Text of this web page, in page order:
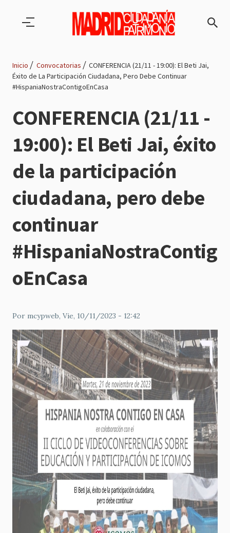
Ruta
de
navegación
Inicio Convocatorias
CONFERENCIA (21/11 - 19:00): El Beti Jai,
Éxito de La Participación Ciudadana, Pero Debe Continuar
#HispaniaNostraContigoEnCasa
CONFERENCIA (21/11 -
19:00): El Beti Jai, éxito
de la participación
ciudadana, pero debe
continuar
#HispaniaNostraContig
oEnCasa
Por mcypweb, Vie, 10/11/2023 - 12:42